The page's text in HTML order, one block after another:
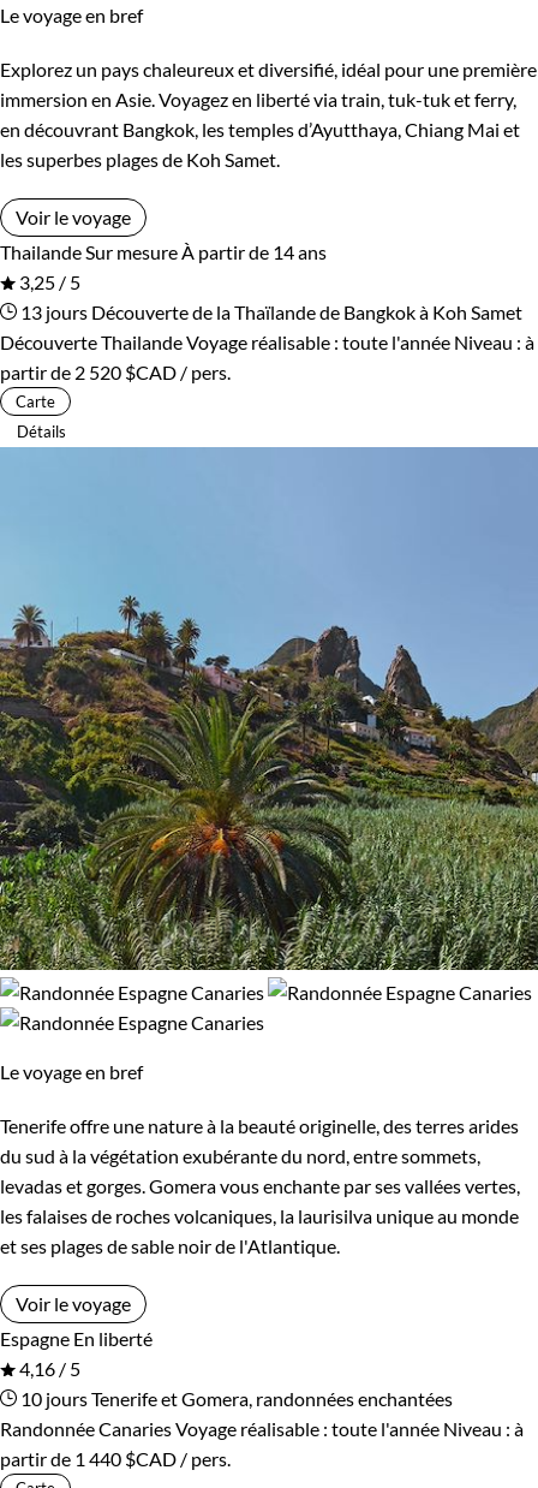
Le voyage en bref
Explorez un pays chaleureux et diversifié, idéal pour une première
immersion en Asie. Voyagez en liberté via train, tuk-tuk et ferry,
en découvrant Bangkok, les temples d’Ayutthaya, Chiang Mai et
les superbes plages de Koh Samet.
Voir le voyage
Thailande Sur mesure À partir de 14 ans
3,25 / 5
13 jours Découverte de la Thaïlande de Bangkok à Koh Samet
Découverte ThailandeVoyage réalisable : toute l'année Niveau : à
partir de 2 520 $CAD / pers.
Carte
Détails
Le voyage en bref
Tenerife offre une nature à la beauté originelle, des terres arides
du sud à la végétation exubérante du nord, entre sommets,
levadas et gorges. Gomera vous enchante par ses vallées vertes,
les falaises de roches volcaniques, la laurisilva unique au monde
et ses plages de sable noir de l'Atlantique.
Voir le voyage
Espagne En liberté
4,16 / 5
10 joursTenerife et Gomera, randonnées enchantées
Randonnée CanariesVoyage réalisable : toute l'année Niveau : à
partir de 1 440 $CAD / pers.